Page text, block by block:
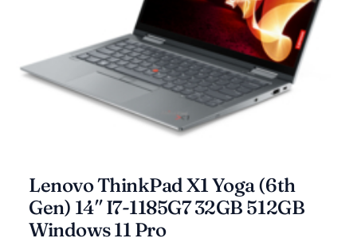
Lenovo ThinkPad X1 Yoga (6th
Gen) 14″ I7-1185G7 32GB 512GB
Windows 11 Pro